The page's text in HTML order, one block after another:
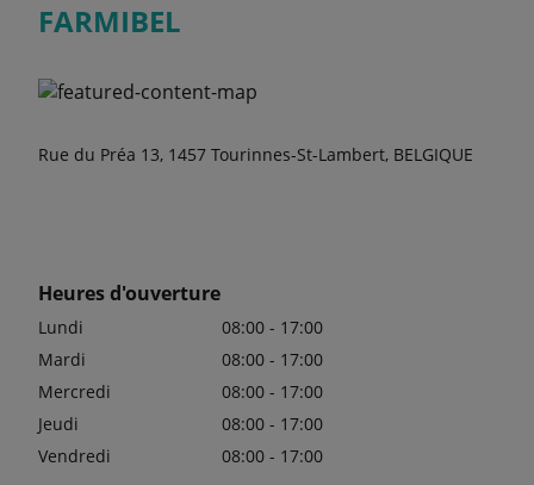
FARMIBEL
Rue du Préa 13, 1457 Tourinnes-St-Lambert, BELGIQUE
Heures d'ouverture
Lundi
08:00 - 17:00
Mardi
08:00 - 17:00
Mercredi
08:00 - 17:00
Jeudi
08:00 - 17:00
Vendredi
08:00 - 17:00